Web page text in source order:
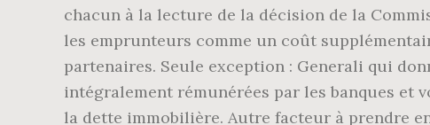
chacun à la lecture de la décision de la
les emprunteurs comme un coût
partenaires. Seule exception : Generali qui
intégralement rémunérées par les banques et
la dette immobilière. Autre facteur à prendre